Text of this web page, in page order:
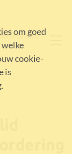
om goed
cookie-
is
.